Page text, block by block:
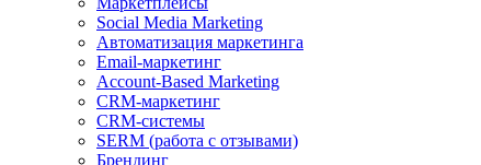
Social Media Marketing
Автоматизация маркетинга
Email-маркетинг
Account-Based Marketing
CRM-маркетинг
CRM-системы
SERM (работа с отзывами)
Брендинг